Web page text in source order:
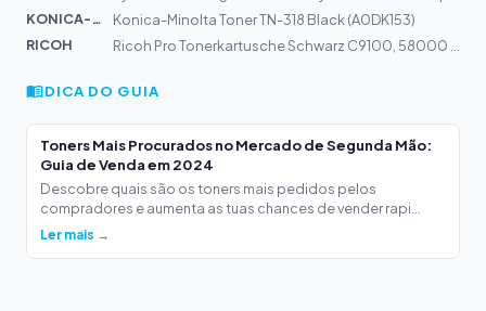
KONICA-MIN...
Konica-Minolta Toner TN-318 Black (A0DK153)
RICOH
DICA DO GUIA
Toners Mais Procurados no Mercado de Segunda Mão:
Guia de Venda em 2024
Descobre quais são os toners mais pedidos pelos
compradores e aumenta as tuas chances de vender rapi...
Ler mais →